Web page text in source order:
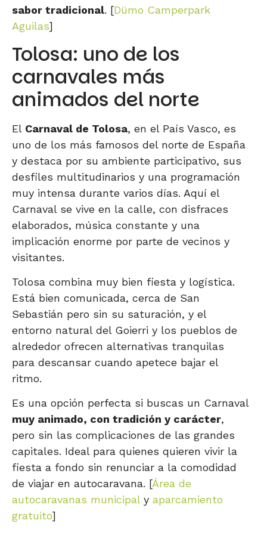
sabor tradicional. [Dümo Camperpark
Aguilas]
Tolosa: uno de los
carnavales más
animados del norte
El Carnaval de Tolosa, en el País Vasco, es
uno de los más famosos del norte de España
y destaca por su ambiente participativo, sus
desfiles multitudinarios y una programación
muy intensa durante varios días. Aquí el
Carnaval se vive en la calle, con disfraces
elaborados, música constante y una
implicación enorme por parte de vecinos y
visitantes.
Tolosa combina muy bien fiesta y logística.
Está bien comunicada, cerca de San
Sebastián pero sin su saturación, y el
entorno natural del Goierri y los pueblos de
alrededor ofrecen alternativas tranquilas
para descansar cuando apetece bajar el
ritmo.
Es una opción perfecta si buscas un Carnaval
muy animado, con tradición y carácter,
pero sin las complicaciones de las grandes
capitales. Ideal para quienes quieren vivir la
fiesta a fondo sin renunciar a la comodidad
de viajar en autocaravana. [Área de
autocaravanas municipaly aparcamiento
gratuito]